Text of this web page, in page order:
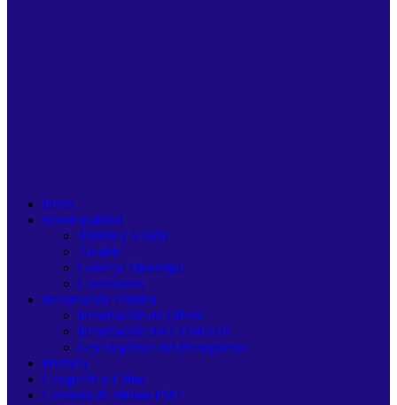
Inicio
Municipalidad
Misión y Visión
Alcalde
Concejo Municipal
Comisiones
Información Pública
Información de Oficio
Información del COMUDE
Ley Orgánica del Presupuesto
Historia
Geografía y Clima
Consulta de Multas PMT